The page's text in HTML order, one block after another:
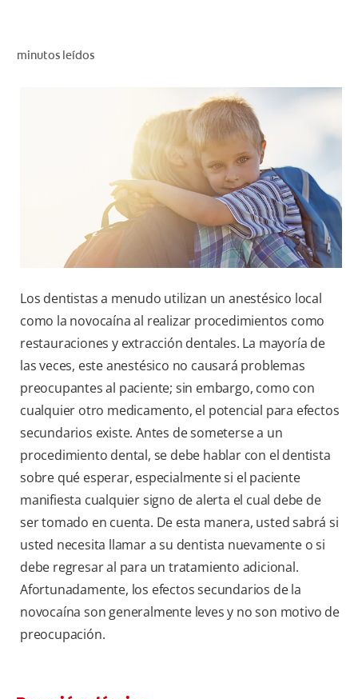
PARA PROFESIONALES
CO (ES)
SUSCRÍBETE
minutos leídos
Los dentistas a menudo utilizan un anestésico local
como la novocaína al realizar procedimientos como
restauraciones y extracción dentales. La mayoría de
las veces, este anestésico no causará problemas
preocupantes al paciente; sin embargo, como con
cualquier otro medicamento, el potencial para efectos
secundarios existe. Antes de someterse a un
procedimiento dental, se debe hablar con el dentista
sobre qué esperar, especialmente si el paciente
manifiesta cualquier signo de alerta el cual debe de
ser tomado en cuenta. De esta manera, usted sabrá si
usted necesita llamar a su dentista nuevamente o si
debe regresar al para un tratamiento adicional.
Afortunadamente, los efectos secundarios de la
novocaína son generalmente leves y no son motivo de
preocupación.